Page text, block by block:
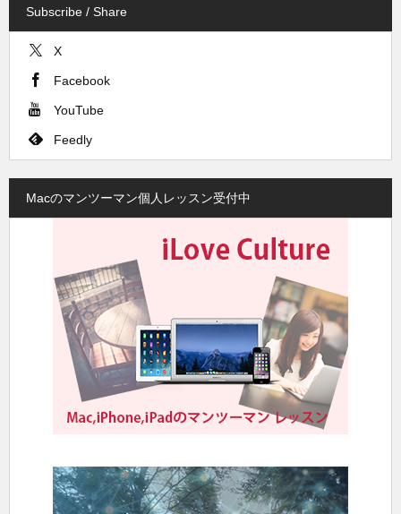
Subscribe / Share
X
Facebook
YouTube
Feedly
Macのマンツーマン個人レッスン受付中